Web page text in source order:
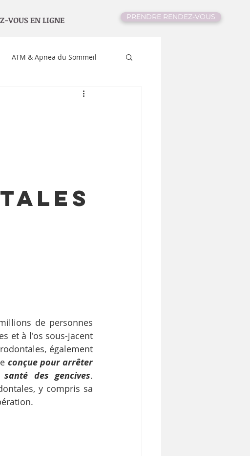
VOUS EN LIGNE PRENDRE RENDEZ-VOUS
ATM & Apnea du Sommeil
de personnes
et à l'os sous-jacent
également
conçue pour arrêter
des gencives.
y compris sa